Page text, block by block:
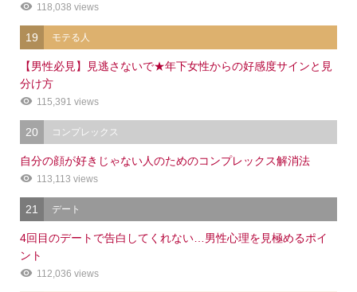
118,038 views
19 モテる人
【男性必見】見逃さないで★年下女性からの好感度サインと見
分け方
115,391 views
20 コンプレックス
自分の顔が好きじゃない人のためのコンプレックス解消法
113,113 views
21 デート
4回目のデートで告白してくれない…男性心理を見極めるポイ
ント
112,036 views